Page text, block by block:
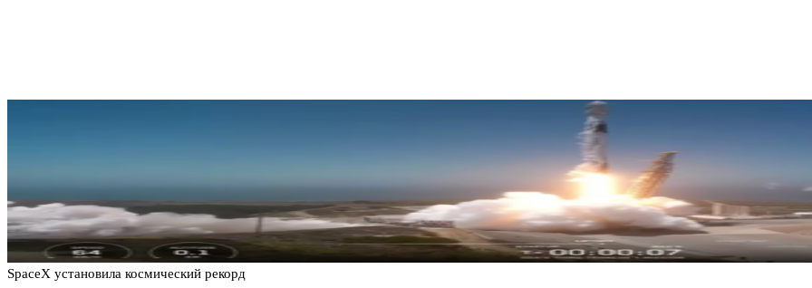
SpaceX установила космический рекорд